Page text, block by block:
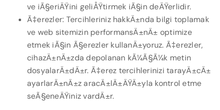
ve iÃ§eriÄŸini geliÅŸtirmek iÃ§in deÄŸerlidir.
Ã‡erezler: Tercihleriniz hakkÄ±nda bilgi toplamak
ve web sitemizin performansÄ±nÄ± optimize
etmek iÃ§in Ã§erezler kullanÄ±yoruz. Ã‡erezler,
cihazÄ±nÄ±zda depolanan kÃ¼Ã§Ã¼k metin
dosyalarÄ±dÄ±r. Ã‡erez tercihlerinizi tarayÄ±cÄ±
ayarlarÄ±nÄ±z aracÄ±lÄ±ÄŸÄ±yla kontrol etme
seÃ§eneÄŸiniz vardÄ±r.